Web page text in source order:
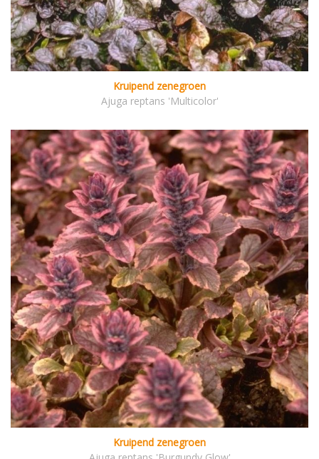
Kruipend zenegroen
Ajuga reptans 'Multicolor'
Kruipend zenegroen